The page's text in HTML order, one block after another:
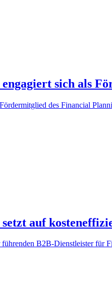
sich als
des Financial
auf
B2B-Dienstleister für